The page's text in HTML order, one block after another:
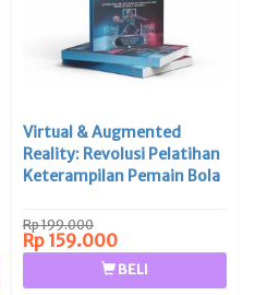
Virtual & Augmented
Reality: Revolusi Pelatihan
Keterampilan Pemain Bola
Rp 199.000
Rp 159.000
BELI